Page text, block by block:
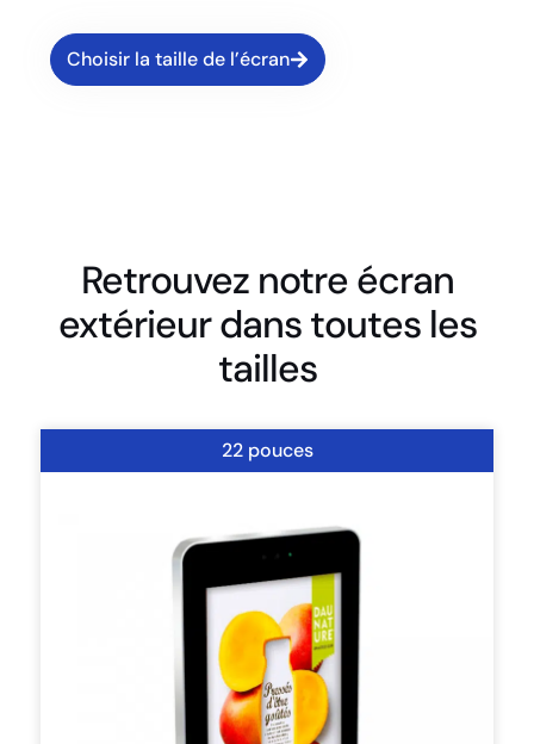
Choisir la taille de l’écran
Retrouvez notre écran
extérieur dans toutes les
tailles
22 pouces